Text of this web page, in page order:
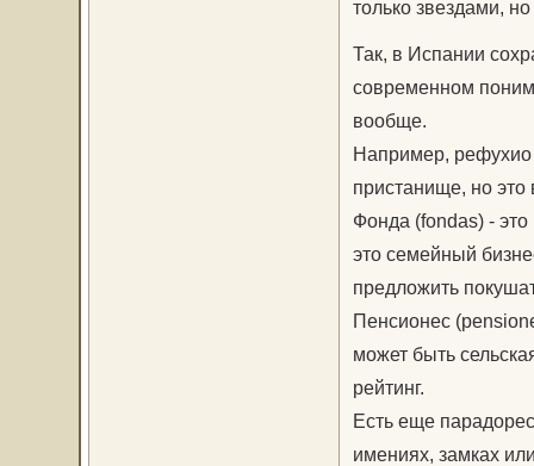
только звездами,
Так, в Испании
современном
вообще.
Например, рефухио
пристанище, но
Фонда (fondas) -
это семейный
предложить
Пенсионес
может быть
рейтинг.
Есть еще
имениях, замках